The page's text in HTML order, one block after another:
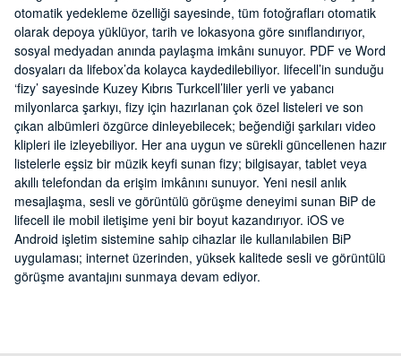
otomatik yedekleme özelliği sayesinde, tüm fotoğrafları otomatik
olarak depoya yüklüyor, tarih ve lokasyona göre sınıflandırıyor,
sosyal medyadan anında paylaşma imkânı sunuyor. PDF ve Word
dosyaları da lifebox’da kolayca kaydedilebiliyor. lifecell’in sunduğu
‘fizy’ sayesinde Kuzey Kıbrıs Turkcell’liler yerli ve yabancı
milyonlarca şarkıyı, fizy için hazırlanan çok özel listeleri ve son
çıkan albümleri özgürce dinleyebilecek; beğendiği şarkıları video
klipleri ile izleyebiliyor. Her ana uygun ve sürekli güncellenen hazır
listelerle eşsiz bir müzik keyfi sunan fizy; bilgisayar, tablet veya
akıllı telefondan da erişim imkânını sunuyor. Yeni nesil anlık
mesajlaşma, sesli ve görüntülü görüşme deneyimi sunan BiP de
lifecell ile mobil iletişime yeni bir boyut kazandırıyor. iOS ve
Android işletim sistemine sahip cihazlar ile kullanılabilen BiP
uygulaması; internet üzerinden, yüksek kalitede sesli ve görüntülü
görüşme avantajını sunmaya devam ediyor.